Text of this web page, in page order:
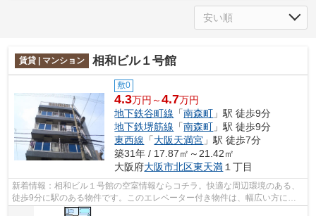
賃貸 | マンション 相和ビル１号館
敷0
4.3万円～4.7万円
地下鉄谷町線 「南森町 」駅 徒歩9分
地下鉄堺筋線 「南森町 」駅 徒歩9分
東西線 「大阪天満宮 」駅 徒歩7分
築31年 / 17.87㎡～21.42㎡
大阪府大阪市北区東天満 １丁目
新着情報：相和ビル１号館の空室情報ならコチラ。快適な周辺環境のある、
徒歩9分に駅のある物件です。このエレベーター付き物件は、幅広い方に好
評を頂いております。造りとデザインに...